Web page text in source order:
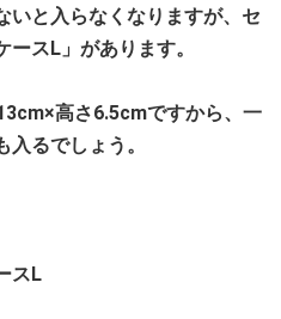
いと入らなくなりますが、セ
スL」があります。
高さ6.5cmですから、一
るでしょう。
スL